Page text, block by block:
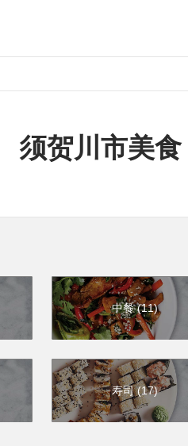
须贺川市美食
中餐(11)
寿司(17)